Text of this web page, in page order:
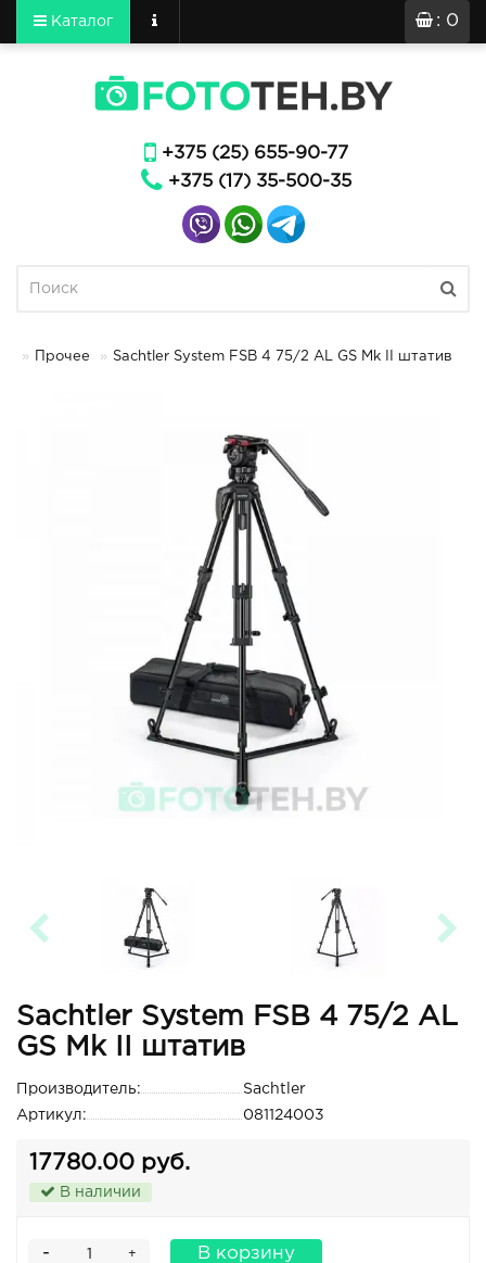
: 0
Каталог
+375 (25) 655-90-77
+375 (17) 35-500-35
Прочее Sachtler System FSB 4 75/2 AL GS Mk II штатив
Sachtler System FSB 4 75/2 AL
GS Mk II штатив
Производитель:
Sachtler
Артикул:
081124003
17780.00 руб.
В наличии
+
- В корзину